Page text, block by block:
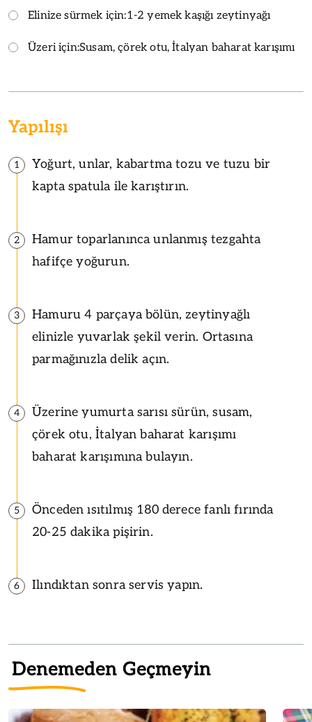
Elinize sürmek için:1-2 yemek kaşığı zeytinyağı
Üzeri için:Susam, çörek otu, İtalyan baharat karışımı
Yapılışı
1
Yoğurt, unlar, kabartma tozu ve tuzu bir
kapta spatula ile karıştırın.
2
Hamur toparlanınca unlanmış tezgahta
hafifçe yoğurun.
3
Hamuru 4 parçaya bölün, zeytinyağlı
elinizle yuvarlak şekil verin. Ortasına
parmağınızla delik açın.
4
Üzerine yumurta sarısı sürün, susam,
çörek otu, İtalyan baharat karışımı
baharat karışımına bulayın.
5
Önceden ısıtılmış 180 derece fanlı fırında
20-25 dakika pişirin.
6 Ilındıktan sonra servis yapın.
Denemeden Geçmeyin